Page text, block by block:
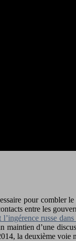
pour combler
entre les
russe
maintien d’une
la deuxième voie